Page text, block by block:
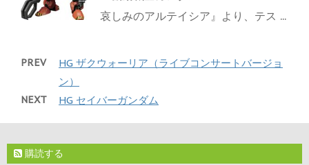
哀しみのアルテイシア』より、テス ...
PREV
HG ザクウォーリア（ライブコンサートバージョ
ン）
NEXT HG セイバーガンダム
購読する